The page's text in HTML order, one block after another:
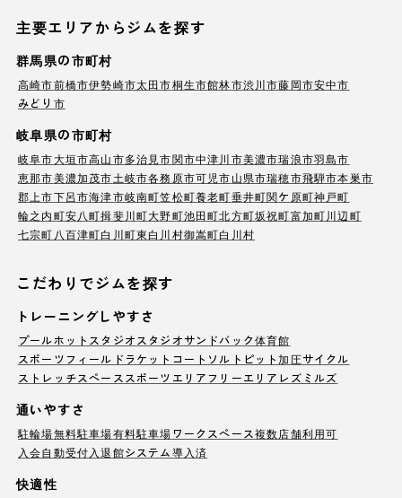
主要エリアからジムを探す
群馬県の市町村
高崎市前橋市伊勢崎市太田市桐生市館林市渋川市藤岡市安中市
みどり市
岐阜県の市町村
岐阜市大垣市高山市多治見市関市中津川市美濃市瑞浪市羽島市
恵那市美濃加茂市土岐市各務原市可児市山県市瑞穂市飛騨市本巣市
郡上市下呂市海津市岐南町笠松町養老町垂井町関ケ原町神戸町
輪之内町安八町揖斐川町大野町池田町北方町坂祝町富加町川辺町
七宗町 八百津町白川町東白川村御嵩町白川村
こだわりでジムを探す
トレーニングしやすさ
プールホットスタジオ スタジオサンドバック体育館
スポーツフィールド ラケットコート ソルトピット加圧サイクル
ストレッチスペース スポーツエリア フリーエリア レズミルズ
通いやすさ
駐輪場無料駐車場有料駐車場ワークスペース複数店舗利用可
入会自動受付 入退館システム導入済
快適性